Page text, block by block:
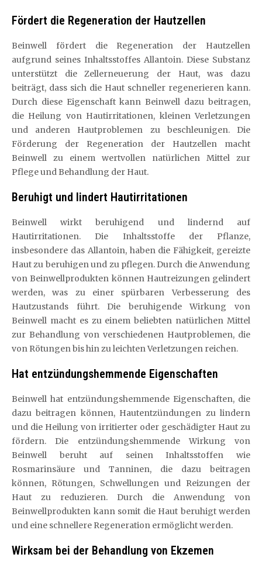
Fördert die Regeneration der Hautzellen
Beinwell fördert die Regeneration der Hautzellen
aufgrund seines Inhaltsstoffes Allantoin. Diese Substanz
unterstützt die Zellerneuerung der Haut, was dazu
beiträgt, dass sich die Haut schneller regenerieren kann.
Durch diese Eigenschaft kann Beinwell dazu beitragen,
die Heilung von Hautirritationen, kleinen Verletzungen
und anderen Hautproblemen zu beschleunigen. Die
Förderung der Regeneration der Hautzellen macht
Beinwell zu einem wertvollen natürlichen Mittel zur
Pflege und Behandlung der Haut.
Beruhigt und lindert Hautirritationen
Beinwell wirkt beruhigend und lindernd auf
Hautirritationen. Die Inhaltsstoffe der Pflanze,
insbesondere das Allantoin, haben die Fähigkeit, gereizte
Haut zu beruhigen und zu pflegen. Durch die Anwendung
von Beinwellprodukten können Hautreizungen gelindert
werden, was zu einer spürbaren Verbesserung des
Hautzustands führt. Die beruhigende Wirkung von
Beinwell macht es zu einem beliebten natürlichen Mittel
zur Behandlung von verschiedenen Hautproblemen, die
von Rötungen bis hin zu leichten Verletzungen reichen.
Hat entzündungshemmende Eigenschaften
Beinwell hat entzündungshemmende Eigenschaften, die
dazu beitragen können, Hautentzündungen zu lindern
und die Heilung von irritierter oder geschädigter Haut zu
fördern. Die entzündungshemmende Wirkung von
Beinwell beruht auf seinen Inhaltsstoffen wie
Rosmarinsäure und Tanninen, die dazu beitragen
können, Rötungen, Schwellungen und Reizungen der
Haut zu reduzieren. Durch die Anwendung von
Beinwellprodukten kann somit die Haut beruhigt werden
und eine schnellere Regeneration ermöglicht werden.
Wirksam bei der Behandlung von Ekzemen